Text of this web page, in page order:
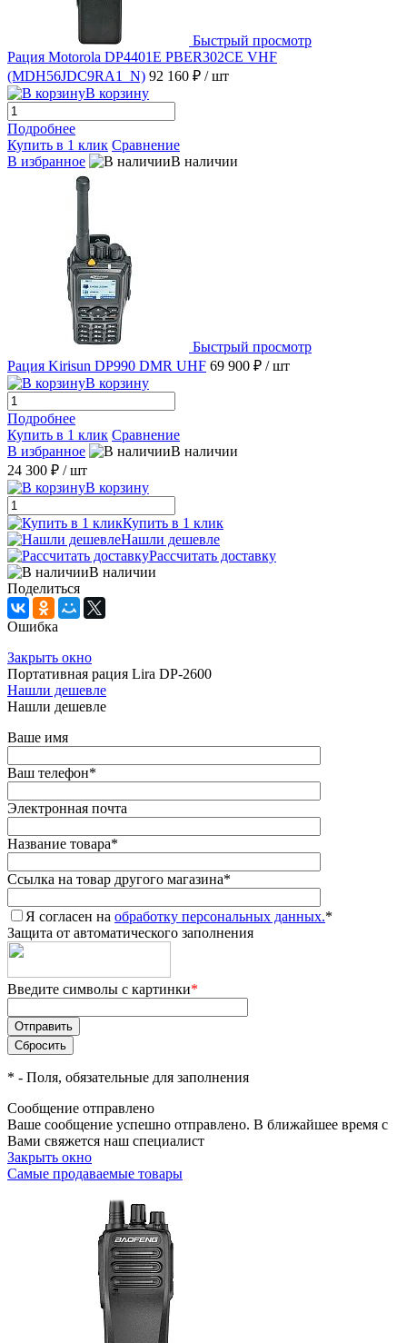
Быстрый просмотр
Рация Motorola DP4401E PBER302CE VHF
(MDH56JDC9RA1_N) 92 160 ₽ / шт
В корзину
Подробнее
Купить в 1 клик Сравнение
В избранное
В наличии
Быстрый просмотр
Рация Kirisun DP990 DMR UHF 69 900 ₽ / шт
В корзину
Подробнее
Купить в 1 клик Сравнение
В избранное
В наличии
24 300 ₽ / шт
В корзину
Купить в 1 клик
Нашли дешевле
Рассчитать доставку
В наличии
Поделиться
Ошибка
Закрыть окно
Портативная рация Lira DP-2600
Нашли дешевле
Нашли дешевле
Ваше имя
Ваш телефон*
Электронная почта
Название товара*
Ссылка на товар другого магазина*
Я согласен на обработку персональных данных.*
Защита от автоматического заполнения
Введите символы с картинки*
* - Поля, обязательные для заполнения
Сообщение отправлено
Ваше сообщение успешно отправлено. В ближайшее время с
Вами свяжется наш специалист
Закрыть окно
Самые продаваемые товары